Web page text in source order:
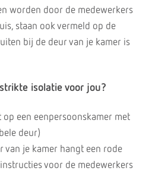
worden door de medewerkers
staan ook vermeld op de
bij de deur van je kamer is
isolatie voor jou?
op een eenpersoonskamer met
deur)
van je kamer hangt een rode
voor de medewerkers